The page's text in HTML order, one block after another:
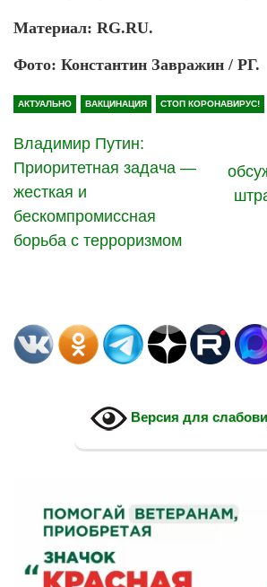
Материал: RG.RU.
Фото: Константин Завражин / РГ.
АКТУАЛЬНО ВАКЦИНАЦИЯ СТОП КОРОНАВИРУС!
Владимир Путин:
Приоритетная задача —
жесткая и
бескомпромиссная
борьба с терроризмом
Версия для